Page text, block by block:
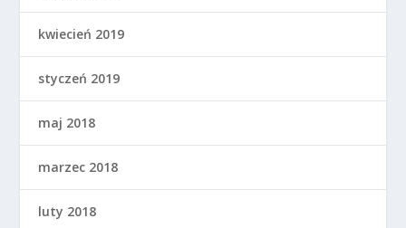
kwiecień 2019
styczeń 2019
maj 2018
marzec 2018
luty 2018